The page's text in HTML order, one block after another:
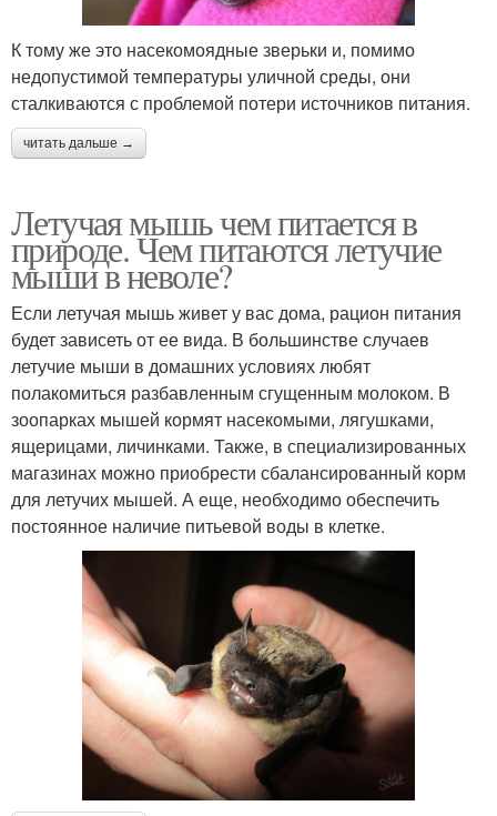
К тому же это насекомоядные зверьки и, помимо
недопустимой температуры уличной среды, они
сталкиваются с проблемой потери источников питания.
читать дальше →
Летучая мышь чем питается в
природе. Чем питаются летучие
мыши в неволе?
Если летучая мышь живет у вас дома, рацион питания
будет зависеть от ее вида. В большинстве случаев
летучие мыши в домашних условиях любят
полакомиться разбавленным сгущенным молоком. В
зоопарках мышей кормят насекомыми, лягушками,
ящерицами, личинками. Также, в специализированных
магазинах можно приобрести сбалансированный корм
для летучих мышей. А еще, необходимо обеспечить
постоянное наличие питьевой воды в клетке.